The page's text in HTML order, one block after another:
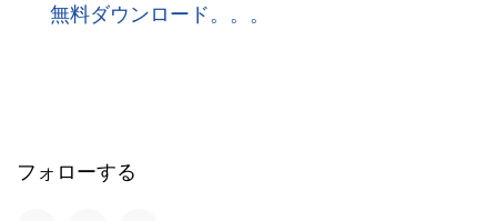
無料ダウンロード。。。
フォローする